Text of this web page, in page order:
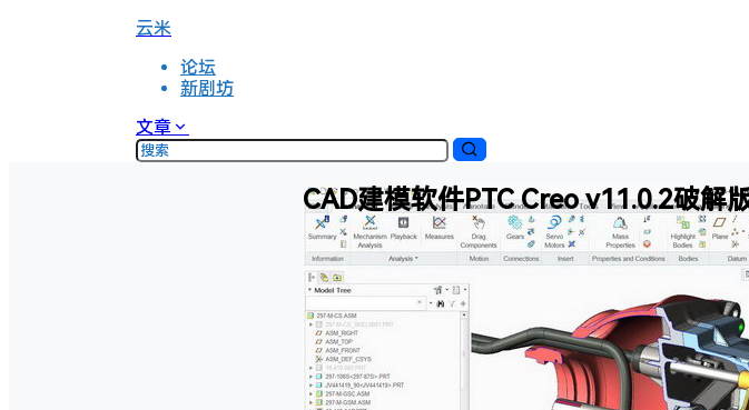
云米
论坛
新剧坊
文章
CAD建模软件PTC Creo v11.0.2破解